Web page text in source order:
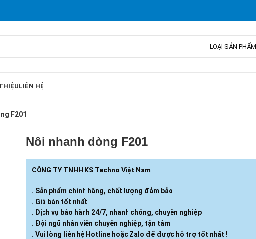
LOẠI SẢN PHẨM
LIÊN HỆ
F201
Nối nhanh dòng F201
CÔNG TY TNHH KS Techno Việt Nam
. Sản phẩm chính hãng, chất lượng đảm bảo
. Giá bán tốt nhất
. Dịch vụ bảo hành 24/7, nhanh chóng, chuyên nghiệp
. Đội ngũ nhân viên chuyên nghiệp, tận tâm
. Vui lòng liên hệ Hotline hoặc Zalo để được hỗ trợ tốt nhất !